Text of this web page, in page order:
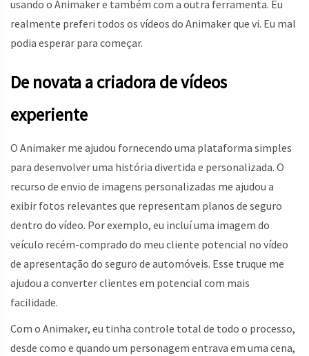
usando o Animaker e também com a outra ferramenta. Eu
realmente preferi todos os vídeos do Animaker que vi. Eu mal
podia esperar para começar.
De novata a criadora de vídeos
experiente
O Animaker me ajudou fornecendo uma plataforma simples
para desenvolver uma história divertida e personalizada. O
recurso de envio de imagens personalizadas me ajudou a
exibir fotos relevantes que representam planos de seguro
dentro do vídeo. Por exemplo, eu incluí uma imagem do
veículo recém-comprado do meu cliente potencial no vídeo
de apresentação do seguro de automóveis. Esse truque me
ajudou a converter clientes em potencial com mais
facilidade.
Com o Animaker, eu tinha controle total de todo o processo,
desde como e quando um personagem entrava em uma cena,